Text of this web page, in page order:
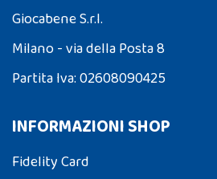
Giocabene S.r.l.
Milano - via della Posta 8
Partita Iva: 02608090425
INFORMAZIONI SHOP
Fidelity Card